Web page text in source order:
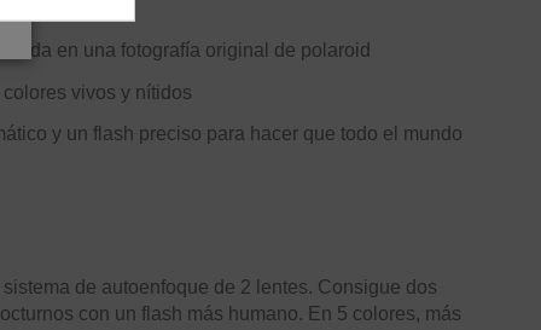
vida en una fotografía original de polaroid
vivos y nítidos
y un flash preciso para hacer que todo el mundo
de autoenfoque de 2 lentes. Consigue dos
con un flash más humano. En 5 colores, más